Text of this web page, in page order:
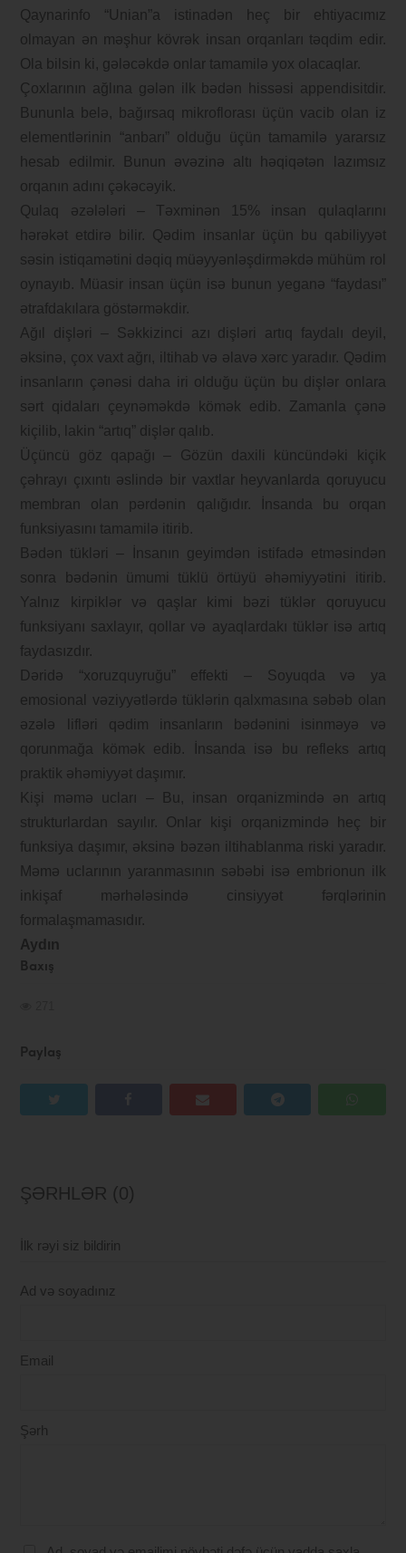
Baxış
Paylaş
Qaynarinfo “Unian”a istinadən heç bir ehtiyacımız
olmayan ən məşhur kövrək insan orqanları təqdim edir.
Ola bilsin ki, gələcəkdə onlar tamamilə yox olacaqlar.
Çoxlarının ağlına gələn ilk bədən hissəsi appendisitdir.
Bununla belə, bağırsaq mikroflorası üçün vacib olan iz
elementlərinin “anbarı” olduğu üçün tamamilə yararsız
hesab edilmir. Bunun əvəzinə altı həqiqətən lazımsız
orqanın adını çəkəcəyik.
Qulaq əzələləri – Təxminən 15% insan qulaqlarını
hərəkət etdirə bilir. Qədim insanlar üçün bu qabiliyyət
səsin istiqamətini dəqiq müəyyənləşdirməkdə mühüm rol
oynayıb. Müasir insan üçün isə bunun yeganə “faydası”
ətrafdakılara göstərməkdir.
Ağıl dişləri – Səkkizinci azı dişləri artıq faydalı deyil,
əksinə, çox vaxt ağrı, iltihab və əlavə xərc yaradır. Qədim
insanların çənəsi daha iri olduğu üçün bu dişlər onlara
sərt qidaları çeynəməkdə kömək edib. Zamanla çənə
kiçilib, lakin “artıq” dişlər qalıb.
Üçüncü göz qapağı – Gözün daxili küncündəki kiçik
çəhrayı çıxıntı əslində bir vaxtlar heyvanlarda qoruyucu
membran olan pərdənin qalığıdır. İnsanda bu orqan
funksiyasını tamamilə itirib.
Bədən tükləri – İnsanın geyimdən istifadə etməsindən
sonra bədənin ümumi tüklü örtüyü əhəmiyyətini itirib.
Yalnız kirpiklər və qaşlar kimi bəzi tüklər qoruyucu
funksiyanı saxlayır, qollar və ayaqlardakı tüklər isə artıq
faydasızdır.
Dəridə “xoruzquyruğu” effekti – Soyuqda və ya
emosional vəziyyətlərdə tüklərin qalxmasına səbəb olan
əzələ lifləri qədim insanların bədənini isinməyə və
qorunmağa kömək edib. İnsanda isə bu refleks artıq
praktik əhəmiyyət daşımır.
Kişi məmə ucları – Bu, insan orqanizmində ən artıq
strukturlardan sayılır. Onlar kişi orqanizmində heç bir
funksiya daşımır, əksinə bəzən iltihablanma riski yaradır.
Məmə uclarının yaranmasının səbəbi isə embrionun ilk
inkişaf mərhələsində cinsiyyət fərqlərinin
formalaşmamasıdır.
Aydın
ŞƏRHLƏR (0)
İlk rəyi siz bildirin
Ad və soyadınız
Email
Şərh